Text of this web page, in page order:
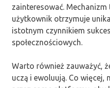
zainteresować.
użytkownik otrzymuje
istotnym czynnikiem
społecznościowych.
Warto również zauważyć,
uczą i ewoluują. Co